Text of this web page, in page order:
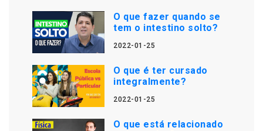
O que fazer quando se
tem o intestino solto?
2022-01-25
O que é ter cursado
integralmente?
2022-01-25
O que está relacionado